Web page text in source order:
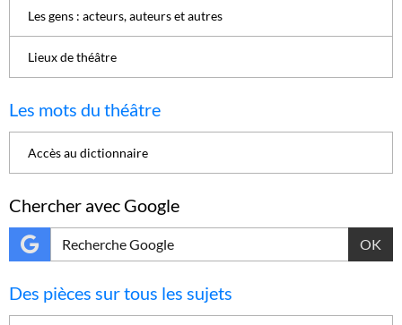
Les gens : acteurs, auteurs et autres
Lieux de théâtre
Les mots du théâtre
Accès au dictionnaire
Chercher avec Google
OK
Des pièces sur tous les sujets